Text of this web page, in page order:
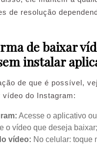
de resolução
de baixar
instalar
de que é possível,
do Instagram:
Acesse o aplicativo
o vídeo que deseja baixar;
vídeo: No celular: toque